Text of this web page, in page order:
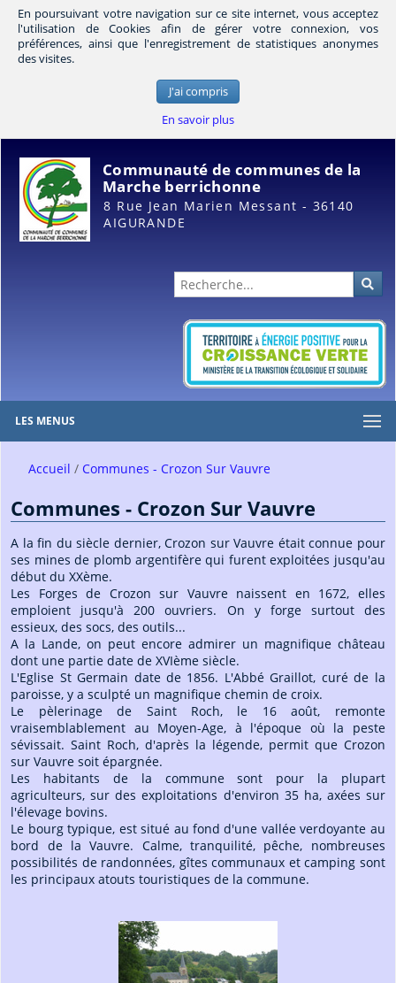
En poursuivant votre navigation sur ce site internet, vous acceptez
l'utilisation de Cookies afin de gérer votre connexion, vos
préférences, ainsi que l'enregistrement de statistiques anonymes
des visites.
J'ai compris
En savoir plus
Communauté de communes de la
Marche berrichonne
8 Rue Jean Marien Messant - 36140
AIGURANDE
LES MENUS
Accueil Communes - Crozon Sur Vauvre
Communes - Crozon Sur Vauvre
A la fin du siècle dernier, Crozon sur Vauvre était connue pour
ses mines de plomb argentifère qui furent exploitées jusqu'au
début du XXème.
Les Forges de Crozon sur Vauvre naissent en 1672, elles
emploient jusqu'à 200 ouvriers. On y forge surtout des
essieux, des socs, des outils...
A la Lande, on peut encore admirer un magnifique château
dont une partie date de XVIème siècle.
L'Eglise St Germain date de 1856. L'Abbé Graillot, curé de la
paroisse, y a sculpté un magnifique chemin de croix.
Le pèlerinage de Saint Roch, le 16 août, remonte
vraisemblablement au Moyen-Age, à l'époque où la peste
sévissait. Saint Roch, d'après la légende, permit que Crozon
sur Vauvre soit épargnée.
Les habitants de la commune sont pour la plupart
agriculteurs, sur des exploitations d'environ 35 ha, axées sur
l'élevage bovins.
Le bourg typique, est situé au fond d'une vallée verdoyante au
bord de la Vauvre. Calme, tranquilité, pêche, nombreuses
possibilités de randonnées, gîtes communaux et camping sont
les principaux atouts touristiques de la commune.